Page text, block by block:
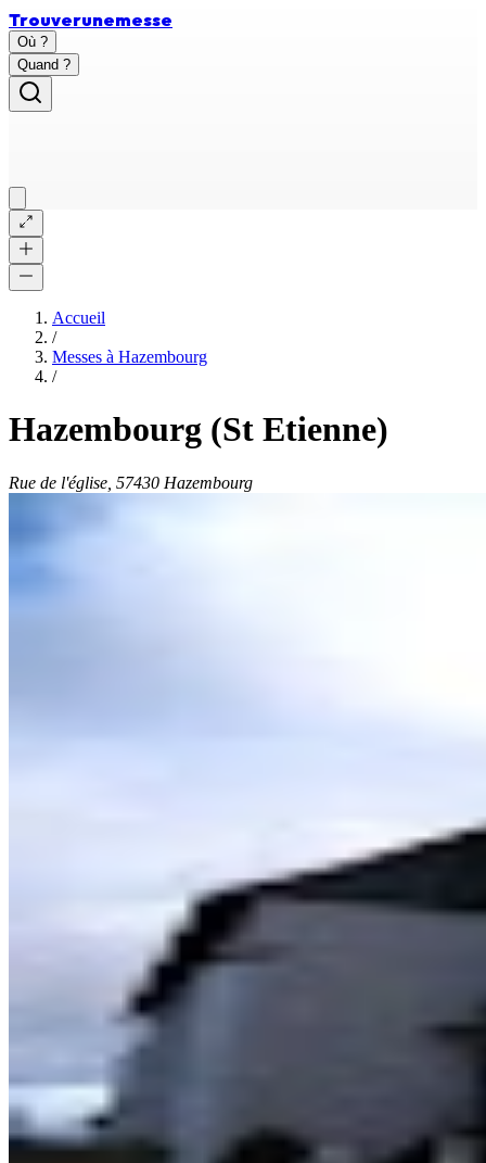
Trouverunemesse
Où ?
Quand ?
Accueil
/
Messes à Hazembourg
/
Hazembourg (St Etienne)
Rue de l'église, 57430 Hazembourg